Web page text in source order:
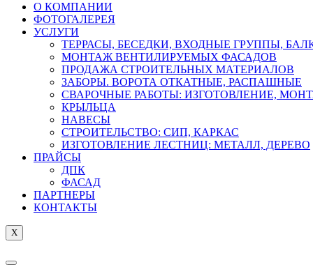
О КОМПАНИИ
ФОТОГАЛЕРЕЯ
УСЛУГИ
ТЕРРАСЫ, БЕСЕДКИ, ВХОДНЫЕ ГРУППЫ,
МОНТАЖ ВЕНТИЛИРУЕМЫХ ФАСАДОВ
ПРОДАЖА СТРОИТЕЛЬНЫХ МАТЕРИАЛОВ
ЗАБОРЫ. ВОРОТА ОТКАТНЫЕ, РАСПАШНЫЕ
СВАРОЧНЫЕ РАБОТЫ: ИЗГОТОВЛЕНИЕ,
КРЫЛЬЦА
НАВЕСЫ
СТРОИТЕЛЬСТВО: СИП, КАРКАС
ИЗГОТОВЛЕНИЕ ЛЕСТНИЦ: МЕТАЛЛ, ДЕРЕВО
ПРАЙСЫ
ДПК
ФАСАД
ПАРТНЕРЫ
КОНТАКТЫ
X